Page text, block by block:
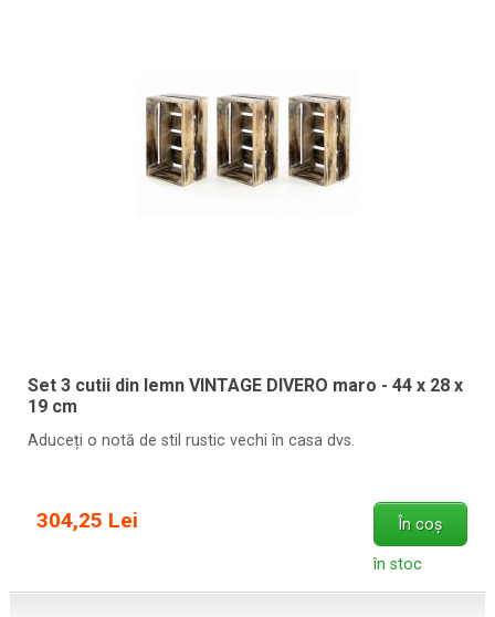
Set 3 cutii din lemn VINTAGE DIVERO maro - 44 x 28 x
19 cm
Aduceți o notă de stil rustic vechi în casa dvs.
304,25 Lei În coș
în stoc